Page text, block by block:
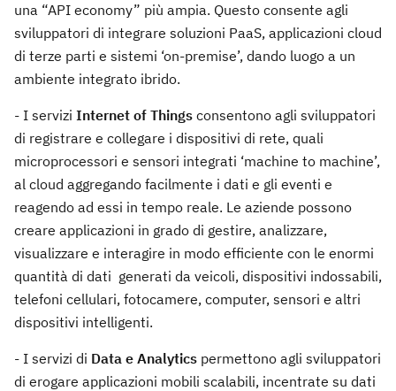
una “API economy” più ampia. Questo consente agli
sviluppatori di integrare soluzioni PaaS, applicazioni cloud
di terze parti e sistemi ‘on-premise’, dando luogo a un
ambiente integrato ibrido.
- I servizi Internet of Things consentono agli sviluppatori
di registrare e collegare i dispositivi di rete, quali
microprocessori e sensori integrati ‘machine to machine’,
al cloud aggregando facilmente i dati e gli eventi e
reagendo ad essi in tempo reale. Le aziende possono
creare applicazioni in grado di gestire, analizzare,
visualizzare e interagire in modo efficiente con le enormi
quantità di dati generati da veicoli, dispositivi indossabili,
telefoni cellulari, fotocamere, computer, sensori e altri
dispositivi intelligenti.
- I servizi di Data e Analytics permettono agli sviluppatori
di erogare applicazioni mobili scalabili, incentrate su dati